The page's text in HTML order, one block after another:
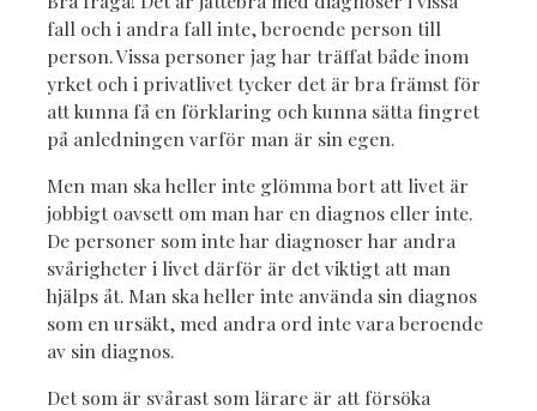
fall och i andra fall inte, beroende person till
person. Vissa personer jag har träffat både inom
yrket och i privatlivet tycker det är bra främst för
att kunna få en förklaring och kunna sätta fingret
på anledningen varför man är sin egen.
Men man ska heller inte glömma bort att livet är
jobbigt oavsett om man har en diagnos eller inte.
De personer som inte har diagnoser har andra
svårigheter i livet därför är det viktigt att man
hjälps åt. Man ska heller inte använda sin diagnos
som en ursäkt, med andra ord inte vara beroende
av sin diagnos.
Det som är svårast som lärare är att försöka